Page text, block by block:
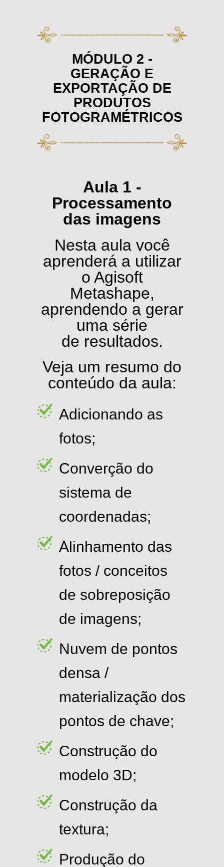
MÓDULO 2 -
GERAÇÃO E
EXPORTAÇÃO DE
PRODUTOS
FOTOGRAMÉTRICOS
Aula 1 -
Processamento
das imagens
Nesta aula você
aprenderá a utilizar
o Agisoft
Metashape,
aprendendo a gerar
uma série
de resultados.
Veja um resumo do
conteúdo da aula:
Adicionando as
fotos;
Converção do
sistema de
coordenadas;
Alinhamento das
fotos / conceitos
de sobreposição
de imagens;
Nuvem de pontos
densa /
materialização dos
pontos de chave;
Construção do
modelo 3D;
Construção da
textura;
Produção do